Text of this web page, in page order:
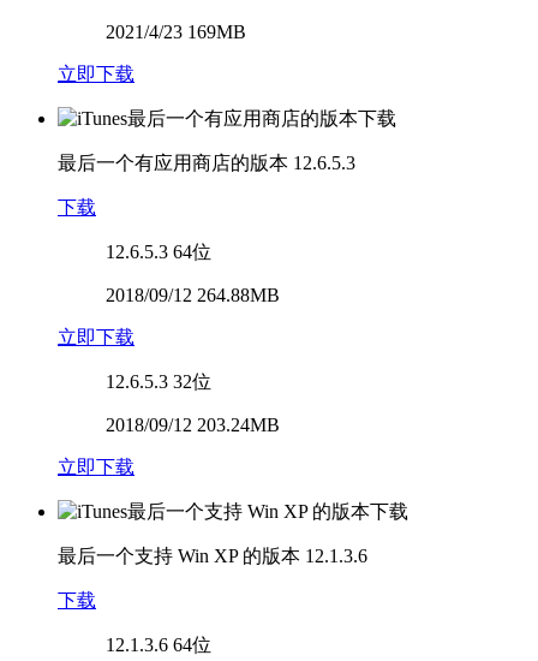
2021/4/23 169MB
立即下载
最后一个有应用商店的版本 12.6.5.3
下载
12.6.5.3 64位
2018/09/12 264.88MB
立即下载
12.6.5.3 32位
2018/09/12 203.24MB
立即下载
最后一个支持 Win XP 的版本 12.1.3.6
下载
12.1.3.6 64位